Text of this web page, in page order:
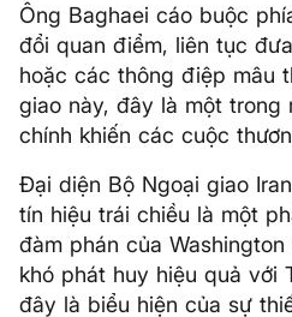
Ông Baghaei cáo buộc
đổi quan điểm, liên tục
hoặc các thông điệp mâu
giao này, đây là một trong
chính khiến các cuộc
Đại diện Bộ Ngoại giao
tín hiệu trái chiều là một
đàm phán của
khó phát huy hiệu quả với
đây là biểu hiện của sự